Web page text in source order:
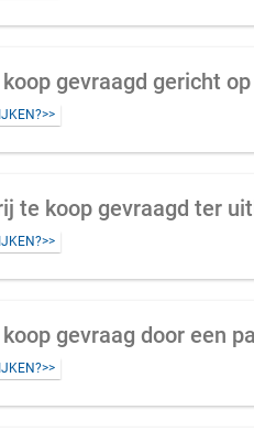
gevraagd gericht
te koop gevraagd ter
gevraag door een